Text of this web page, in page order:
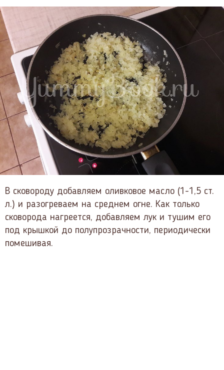
В сковороду добавляем оливковое масло (1-1,5 ст.
л.) и разогреваем на среднем огне. Как только
сковорода нагреется, добавляем лук и тушим его
под крышкой до полупрозрачности, периодически
помешивая.